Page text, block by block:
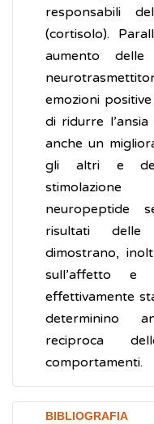
responsabili
(cortisolo).
aumento
emozioni
di ridurre
anche un
gli altri e
neuropeptide
risultati
dimostrano,
sull’affetto e
effettivamente
determinino
reciproca
comportamenti.
BIBLIOGRAFIA